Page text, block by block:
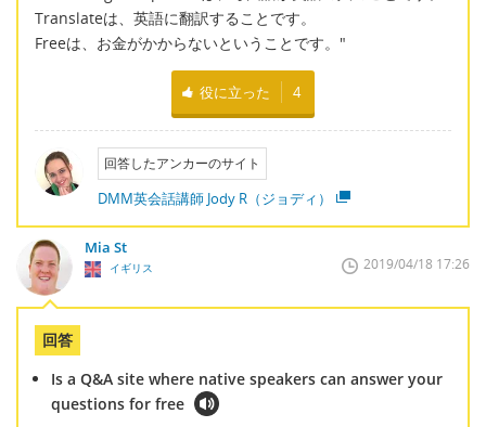
Translateは、英語に翻訳することです。
Freeは、お金がかからないということです。"
役に立った 4
回答したアンカーのサイト
DMM英会話講師 Jody R（ジョディ）
Mia St
イギリス 2019/04/18 17:26
回答
Is a Q&A site where native speakers can answer your
questions for free